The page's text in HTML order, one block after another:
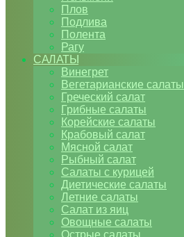
Плов
Подлива
Полента
Рагу
САЛАТЫ
Винегрет
Вегетарианские салаты
Греческий салат
Грибные салаты
Корейские салаты
Крабовый салат
Мясной салат
Рыбный салат
Салаты с курицей
Диетические салаты
Летние салаты
Салат из яиц
Овощные салаты
Острые салаты